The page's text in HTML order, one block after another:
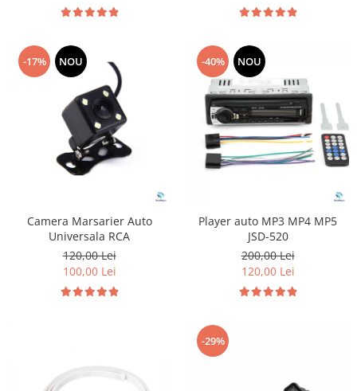
-17% NOU
Camera Marsarier Auto
Universala RCA
120,00 Lei
100,00 Lei
-40% NOU
Player auto MP3 MP4 MP5
JSD-520
200,00 Lei
120,00 Lei
-29%